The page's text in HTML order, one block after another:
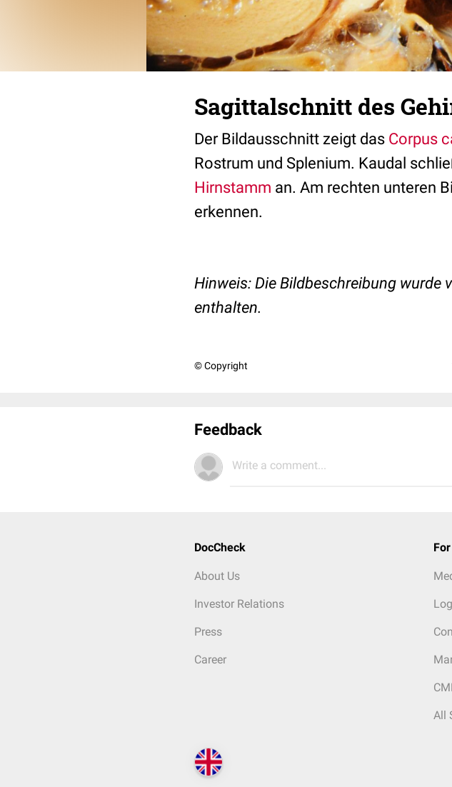
Sagittalschnitt des
Der Bildausschnitt zeigt das Corpus
Rostrum und Splenium. Kaudal
Hirnstamm an. Am rechten unteren
erkennen.
Hinweis: Die Bildbeschreibung wurde
enthalten.
© Copyright
Feedback
Write a comment...
DocCheck
About Us
Investor Relations
Press
Career
All